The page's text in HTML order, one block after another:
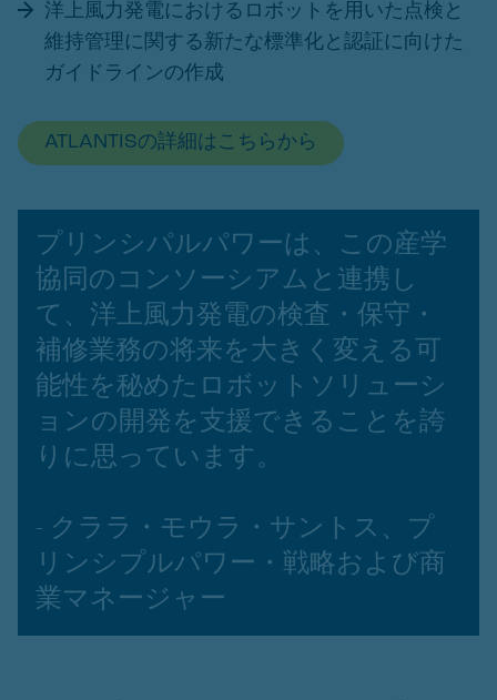
洋上風力発電におけるロボットを用いた点検と
維持管理に関する新たな標準化と認証に向けた
ガイドラインの作成
ATLANTISの詳細はこちらから
プリンシパルパワーは、この産学
協同のコンソーシアムと連携し
て、洋上風力発電の検査・保守・
補修業務の将来を大きく変える可
能性を秘めたロボットソリューシ
ョンの開発を支援できることを誇
りに思っています。
- クララ・モウラ・サントス、プ
リンシプルパワー・戦略および商
業マネージャー